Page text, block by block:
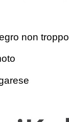
non troppo